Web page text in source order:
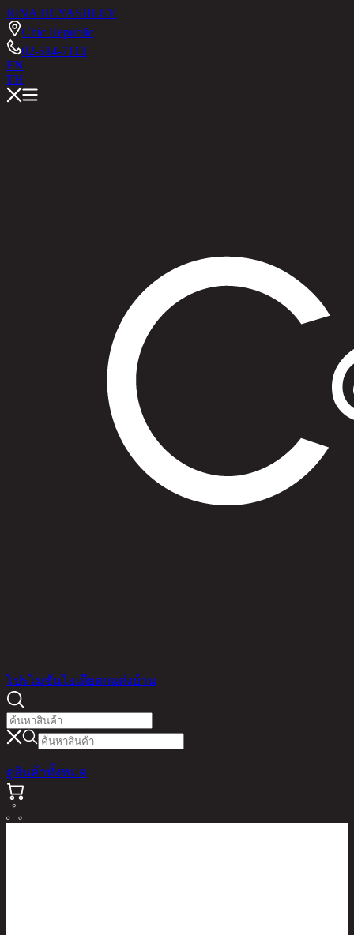
RINA HEYASHLEY
Chic Republic
02-514-7111
EN
TH
โปรโมชันไอเดียตกแต่งบ้าน
ดูสินค้าทั้งหมด